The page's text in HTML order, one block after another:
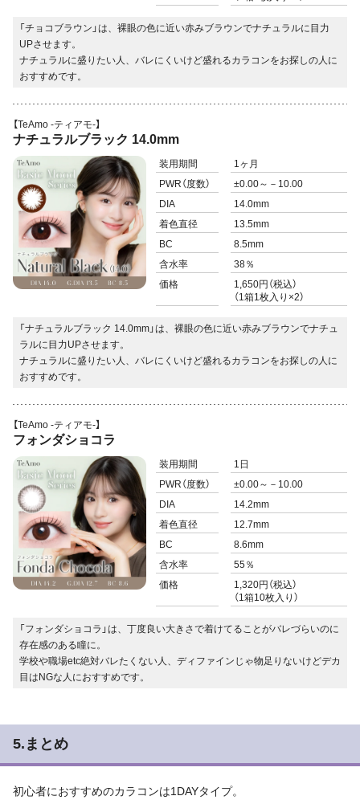
「チョコブラウン」は、裸眼の色に近い赤みブラウンでナチュラルに目力
UPさせます。
ナチュラルに盛りたい人、バレにくいけど盛れるカラコンをお探しの人に
おすすめです。
【TeAmo -ティアモ-】
ナチュラルブラック 14.0mm
装用期間
1ヶ月
PWR （度数）
±0.00～－10.00
DIA
14.0mm
着色直径
13.5mm
BC
8.5mm
含水率
38％
価格
1,650円（税込）
（1箱1枚入り×2）
「ナチュラルブラック 14.0mm」は、裸眼の色に近い赤みブラウンでナチュ
ラルに目力UPさせます。
ナチュラルに盛りたい人、バレにくいけど盛れるカラコンをお探しの人に
おすすめです。
【TeAmo -ティアモ-】
フォンダショコラ
装用期間
1日
PWR （度数）
±0.00～－10.00
DIA
14.2mm
着色直径
12.7mm
BC
8.6mm
含水率
55％
価格
1,320円（税込）
（1箱10枚入り）
「フォンダショコラ」は、丁度良い大きさで着けてることがバレづらいのに
存在感のある瞳に。
学校や職場etc絶対バレたくない人、ディファインじゃ物足りないけどデカ
目はNGな人におすすめです。
5.まとめ
初心者におすすめのカラコンは1DAYタイプ。